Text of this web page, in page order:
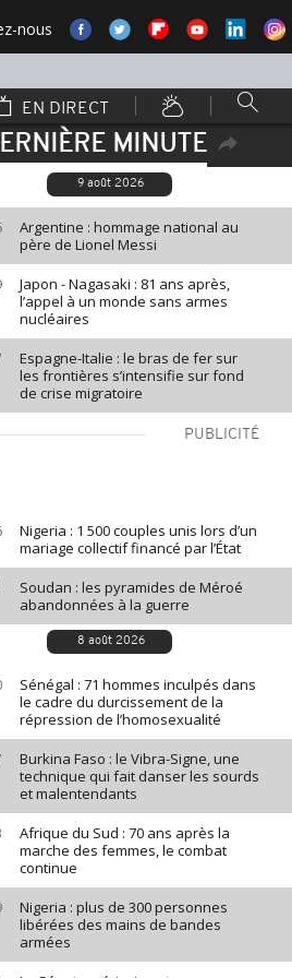
nous
EN DIRECT
MINUTE
9 août 2026
Argentine : hommage national au
père de Lionel Messi
Japon - Nagasaki : 81 ans après,
l’appel à un monde sans armes
nucléaires
Espagne-Italie : le bras de fer sur
les frontières s’intensifie sur fond
de crise migratoire
PUBLICITÉ
Nigeria : 1 500 couples unis lors d’un
mariage collectif financé par l’État
Soudan : les pyramides de Méroé
abandonnées à la guerre
8 août 2026
Sénégal : 71 hommes inculpés dans
le cadre du durcissement de la
répression de l’homosexualité
Burkina Faso : le Vibra-Signe, une
technique qui fait danser les sourds
et malentendants
Afrique du Sud : 70 ans après la
marche des femmes, le combat
continue
Nigeria : plus de 300 personnes
libérées des mains de bandes
armées